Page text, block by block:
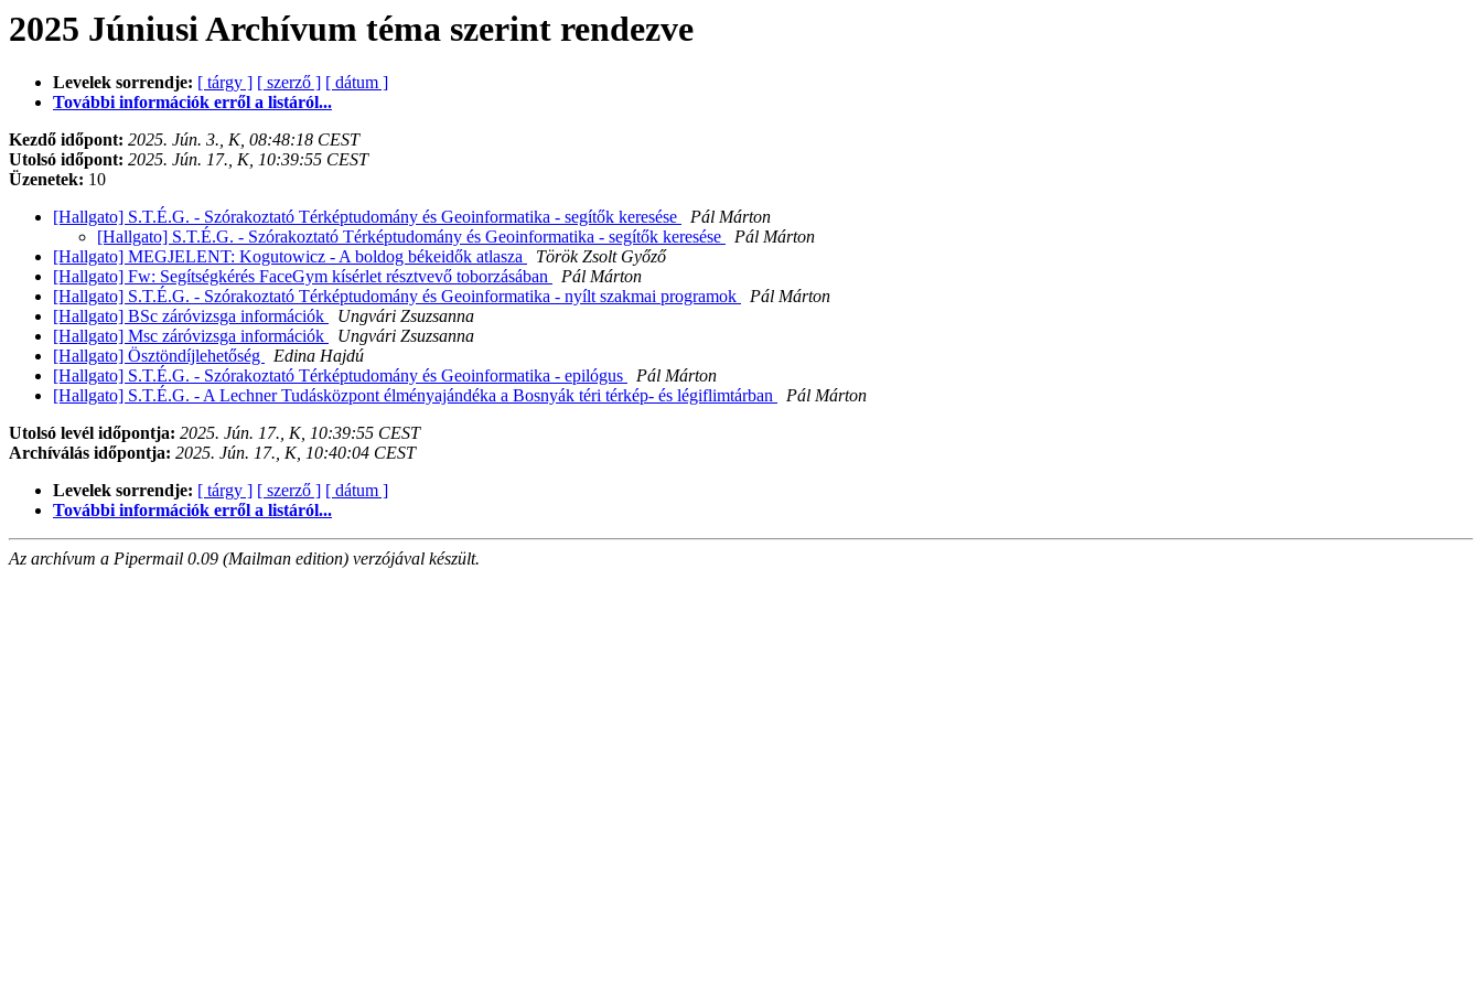
2025 Júniusi Archívum téma szerint rendezve
Levelek sorrendje: [ tárgy ] [ szerző ] [ dátum ]
További információk erről a listáról...
Kezdő időpont: 2025. Jún. 3., K, 08:48:18 CEST
Utolsó időpont: 2025. Jún. 17., K, 10:39:55 CEST
Üzenetek: 10
[Hallgato] S.T.É.G. - Szórakoztató Térképtudomány és Geoinformatika - segítők keresése
Pál Márton
[Hallgato] S.T.É.G. - Szórakoztató Térképtudomány és Geoinformatika - segítők keresése
Pál Márton
[Hallgato] MEGJELENT: Kogutowicz - A boldog békeidők atlasza
Török Zsolt Győző
[Hallgato] Fw: Segítségkérés FaceGym kísérlet résztvevő toborzásában
Pál Márton
[Hallgato] S.T.É.G. - Szórakoztató Térképtudomány és Geoinformatika - nyílt szakmai programok
Pál Márton
[Hallgato] BSc záróvizsga információk
Ungvári Zsuzsanna
[Hallgato] Msc záróvizsga információk
Ungvári Zsuzsanna
[Hallgato] Ösztöndíjlehetőség
Edina Hajdú
[Hallgato] S.T.É.G. - Szórakoztató Térképtudomány és Geoinformatika - epilógus
Pál Márton
[Hallgato] S.T.É.G. - A Lechner Tudásközpont élményajándéka a Bosnyák téri térkép- és légiflimtárban
Pál Márton
Utolsó levél időpontja: 2025. Jún. 17., K, 10:39:55 CEST
Archíválás időpontja: 2025. Jún. 17., K, 10:40:04 CEST
Levelek sorrendje: [ tárgy ] [ szerző ] [ dátum ]
További információk erről a listáról...
Az archívum a Pipermail 0.09 (Mailman edition) verzójával készült.